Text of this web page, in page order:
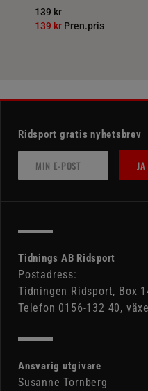
139 kr
139 kr Pren.pris
Ridsport gratis nyhetsbrev
Tidnings AB Ridsport
Postadress:
Tidningen Ridsport, Box
Telefon 0156-132 40,
Ansvarig utgivare
Susanne Tornberg